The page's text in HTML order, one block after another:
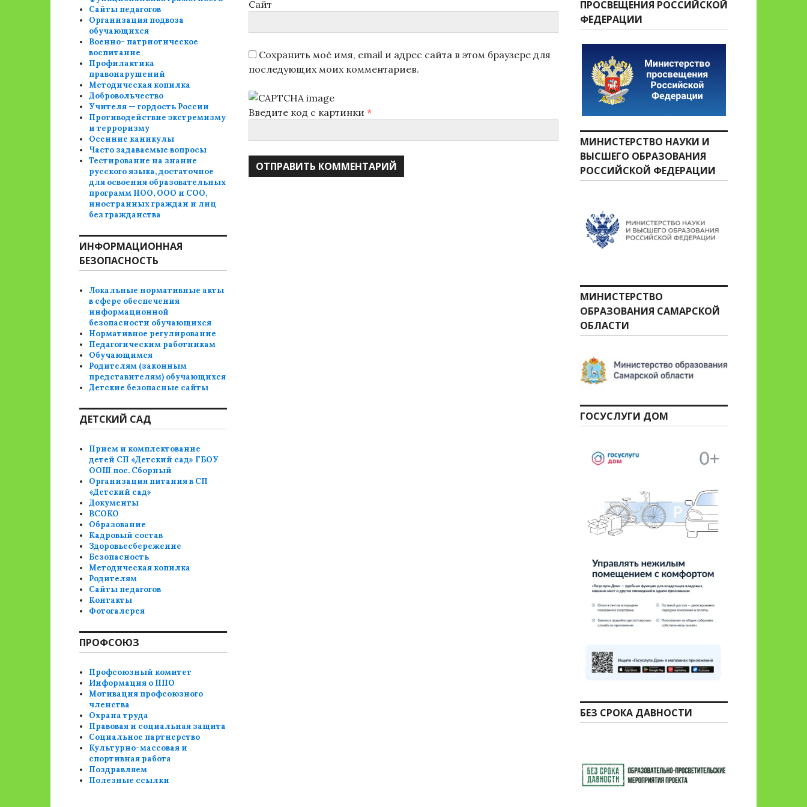
Сайт
Сохранить моё имя, email и адрес сайта в этом браузере для
последующих моих комментариев.
Введите код с картинки *
Сайты педагогов
Организация подвоза
обучающихся
Военно- патриотическое
воспитание
Профилактика
правонарушений
Методическая копилка
Добровольчество
Учителя — гордость России
Противодействие экстремизму
и терроризму
Осенние каникулы
Часто задаваемые вопросы
Тестирование на знание
русского языка, достаточное
для освоения образовательных
программ НОО, ООО и СОО,
иностранных граждан и лиц
без гражданства
ИНФОРМАЦИОННАЯ
БЕЗОПАСНОСТЬ
Локальные нормативные акты
в сфере обеспечения
информационной
безопасности обучающихся
Нормативное регулирование
Педагогическим работникам
Обучающимся
Родителям (законным
представителям) обучающихся
Детские безопасные сайты
ДЕТСКИЙ САД
Прием и комплектование
детей СП «Детский сад» ГБОУ
ООШ пос. Сборный
Организация питания в СП
«Детский сад»
Документы
ВСОКО
Образование
Кадровый состав
Здоровьесбережение
Безопасность
Методическая копилка
Родителям
Сайты педагогов
Контакты
Фотогалерея
ПРОФСОЮЗ
Профсоюзный комитет
Информация о ППО
Мотивация профсоюзного
членства
Охрана труда
Правовая и социальная защита
Социальное партнерство
Культурно-массовая и
спортивная работа
Поздравляем
Полезные ссылки
ПРОСВЕЩЕНИЯ РОССИЙСКОЙ
ФЕДЕРАЦИИ
МИНИСТЕРСТВО НАУКИ И
ВЫСШЕГО ОБРАЗОВАНИЯ
РОССИЙСКОЙ ФЕДЕРАЦИИ
МИНИСТЕРСТВО
ОБРАЗОВАНИЯ САМАРСКОЙ
ОБЛАСТИ
ГОСУСЛУГИ ДОМ
БЕЗ СРОКА ДАВНОСТИ